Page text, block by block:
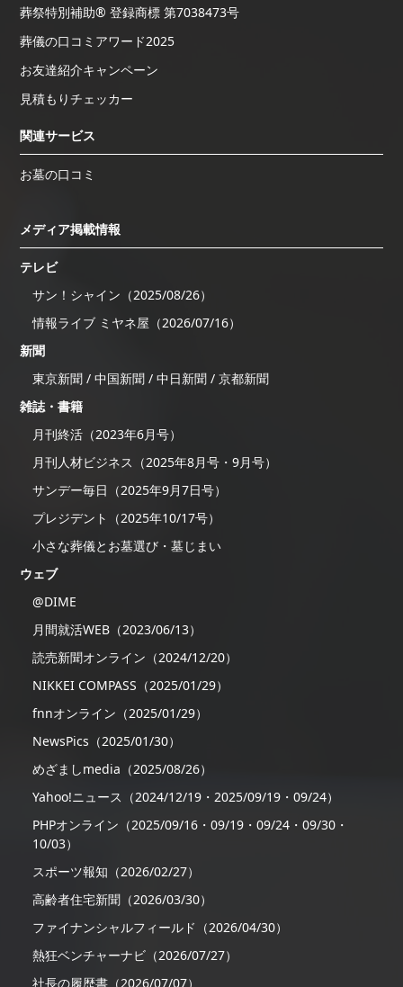
葬祭特別補助® 登録商標 第7038473号
葬儀の口コミアワード2025
お友達紹介キャンペーン
見積もりチェッカー
関連サービス
お墓の口コミ
メディア掲載情報
テレビ
サン！シャイン（2025/08/26）
情報ライブ ミヤネ屋（2026/07/16）
新聞
東京新聞 / 中国新聞 / 中日新聞 / 京都新聞
雑誌・書籍
月刊終活（2023年6月号）
月刊人材ビジネス（2025年8月号・9月号）
サンデー毎日（2025年9月7日号）
プレジデント（2025年10/17号）
小さな葬儀とお墓選び・墓じまい
ウェブ
@DIME
月間就活WEB（2023/06/13）
読売新聞オンライン（2024/12/20）
NIKKEI COMPASS（2025/01/29）
fnnオンライン（2025/01/29）
NewsPics（2025/01/30）
めざましmedia（2025/08/26）
Yahoo!ニュース（2024/12/19・2025/09/19・09/24）
PHPオンライン（2025/09/16・09/19・09/24・09/30・
10/03）
スポーツ報知（2026/02/27）
高齢者住宅新聞（2026/03/30）
ファイナンシャルフィールド（2026/04/30）
熱狂ベンチャーナビ（2026/07/27）
社長の履歴書（2026/07/07）